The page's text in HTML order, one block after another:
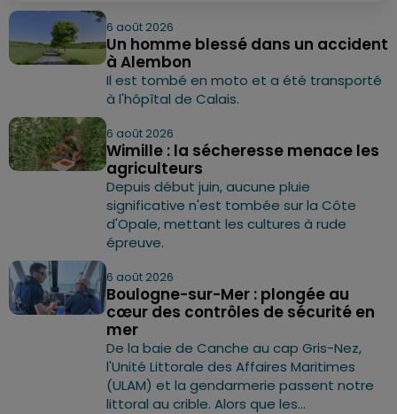
6 août 2026
Un homme blessé dans un accident
à Alembon
Il est tombé en moto et a été transporté
à l'hôpîtal de Calais.
6 août 2026
Wimille : la sécheresse menace les
agriculteurs
Depuis début juin, aucune pluie
significative n'est tombée sur la Côte
d'Opale, mettant les cultures à rude
épreuve.
6 août 2026
Boulogne-sur-Mer : plongée au
cœur des contrôles de sécurité en
mer
De la baie de Canche au cap Gris-Nez,
l'Unité Littorale des Affaires Maritimes
(ULAM) et la gendarmerie passent notre
littoral au crible. Alors que les...